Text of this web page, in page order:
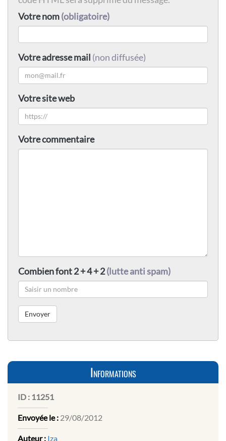
Votre nom(obligatoire)
Votre adresse mail (non diffusée)
Votre site web
Votre commentaire
Combien font 2 + 4 + 2(lutte anti spam)
Informations
ID : 11251
Envoyée le : 29/08/2012
Auteur : Iza